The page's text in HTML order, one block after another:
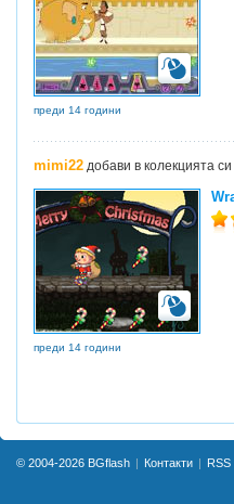
преди 14 години
mimi22 добави в колекцията си
преди 14 години
© 2004-2026 BGflash Контакти RSS